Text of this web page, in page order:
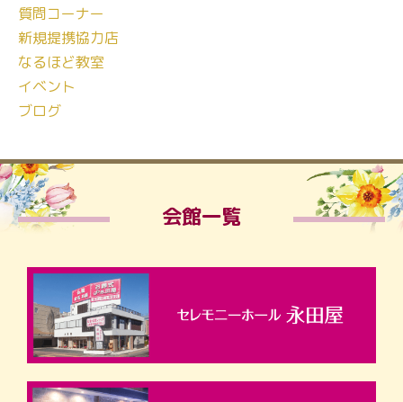
質問コーナー
新規提携協力店
なるほど教室
イベント
ブログ
会館一覧